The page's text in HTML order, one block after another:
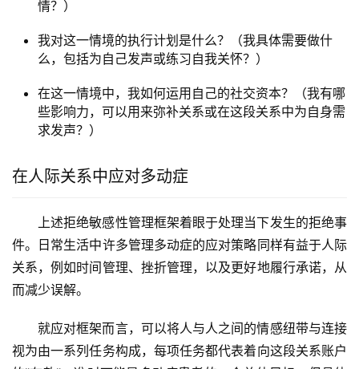
情？）
我对这一情境的执行计划是什么？（我具体需要做什
么，包括为自己发声或练习自我关怀？）
在这一情境中，我如何运用自己的社交资本？（我有哪
些影响力，可以用来弥补关系或在这段关系中为自身需
求发声？）
在人际关系中应对多动症
上述拒绝敏感性管理框架着眼于处理当下发生的拒绝事
件。日常生活中许多管理多动症的应对策略同样有益于人际
关系，例如时间管理、挫折管理，以及更好地履行承诺，从
而减少误解。
就应对框架而言，可以将人与人之间的情感纽带与连接
视为由一系列任务构成，每项任务都代表着向这段关系账户